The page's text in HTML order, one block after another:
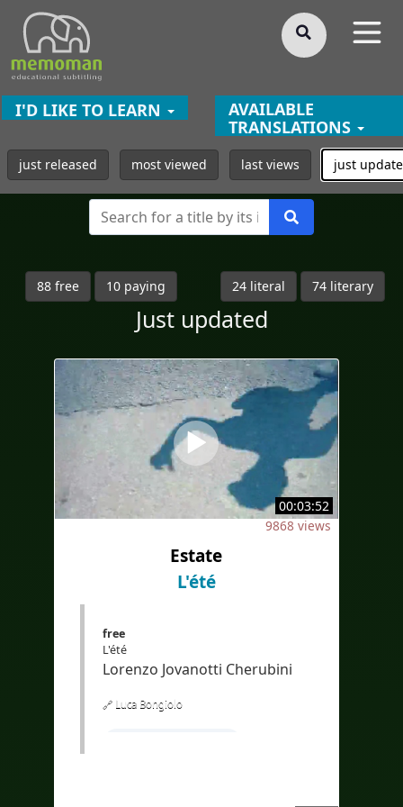
I'D LIKE TO LEARN
AVAILABLE
TRANSLATIONS
just released most viewed last views just
88 free 10 paying 24 literal 74 literary
Just updated
00:03:52
9868 views
Estate
L'été
free
L'été
Lorenzo Jovanotti Cherubini
🔗 Luca Bongiolo